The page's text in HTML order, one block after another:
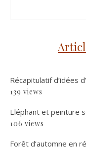
Récapitulatif d’idées
139 views
Eléphant et peinture
106 views
Forêt d’automne en